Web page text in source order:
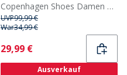
Copenhagen Shoes Damen Sandalen Schwarz
UVP99,99 €
War34,99 €
Current
29,99 €
Ausverkauf